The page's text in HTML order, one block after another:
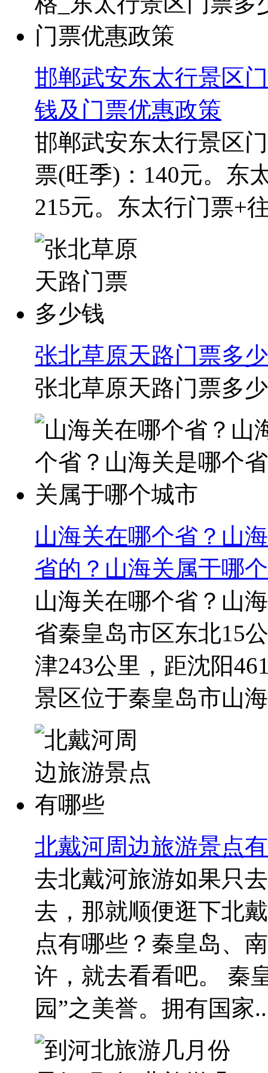
邯郸武安东太行景区
钱及门票优惠政策
邯郸武安东太行景区
票(旺季)：140元。东
215元。东太行门票+
张北草原天路门票多
张北草原天路门票多
山海关在哪个省？山
省的？山海关属于哪
山海关在哪个省？山
省秦皇岛市区东北15
津243公里，距沈阳
景区位于秦皇岛市山
北戴河周边旅游景点
去北戴河旅游如果只
去，那就顺便逛下北
点有哪些？秦皇岛、
许，就去看看吧。 秦
园”之美誉。拥有国家